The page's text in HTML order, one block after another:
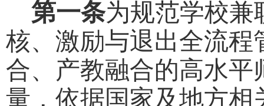
第一条为规范学校兼
核、激励与退出全流
合、产教融合的高水
量，依据国家及地方